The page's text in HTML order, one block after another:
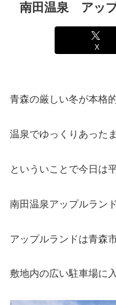
南田温泉 アッ
X
青森の厳しい冬が本格
温泉でゆっくりあった
といういことで今日は
南田温泉アップルラン
アップルランドは青森
敷地内の広い駐車場に